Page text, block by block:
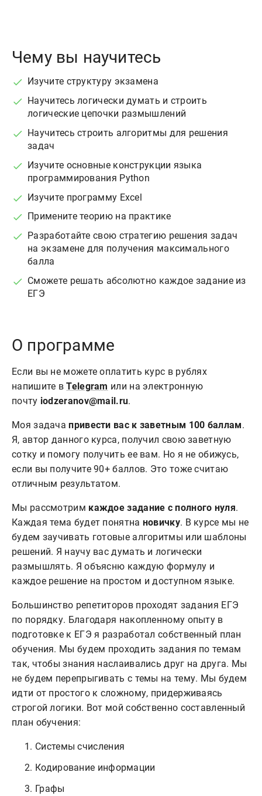
Чему вы научитесь
Изучите структуру экзамена
Научитесь логически думать и строить
логические цепочки размышлений
Научитесь строить алгоритмы для решения
задач
Изучите основные конструкции языка
программирования Python
Изучите программу Excel
Примените теорию на практике
Разработайте свою стратегию решения задач
на экзамене для получения максимального
балла
Сможете решать абсолютно каждое задание из
ЕГЭ
О программе
Если вы не можете оплатить курс в рублях
напишите вTelegram или на электронную
почту iodzeranov@mail.ru.
Моя задачапривести вас к заветным 100 баллам.
Я, автор данного курса, получил свою заветную
сотку и помогу получить ее вам. Но я не обижусь,
если вы получите 90+ баллов. Это тоже считаю
отличным результатом.
Мы рассмотрим каждое задание с полного нуля.
Каждая тема будет понятна новичку. В курсе мы не
будем заучивать готовые алгоритмы или шаблоны
решений. Я научу вас думать и логически
размышлять. Я объясню каждую формулу и
каждое решение на простом и доступном языке.
Большинство репетиторов проходят задания ЕГЭ
по порядку. Благодаря накопленному опыту в
подготовке к ЕГЭ я разработал собственный план
обучения. Мы будем проходить задания по темам
так, чтобы знания наслаивались друг на друга. Мы
не будем перепрыгивать с темы на тему. Мы будем
идти от простого к сложному, придерживаясь
строгой логики. Вот мой собственно составленный
план обучения:
Системы счисления
Кодирование информации
Графы